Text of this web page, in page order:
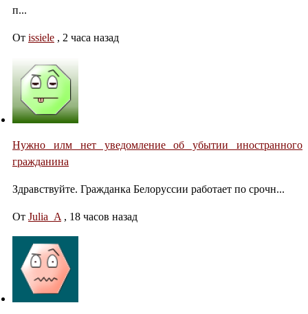
п...
От issiele , 2 часа назад
Нужно илм нет уведомление об убытии иностранного
гражданина
Здравствуйте. Гражданка Белоруссии работает по срочн...
От Julia_A , 18 часов назад